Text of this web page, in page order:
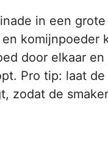
in een grote
komijnpoeder
door elkaar
Pro tip: laat de
zodat de